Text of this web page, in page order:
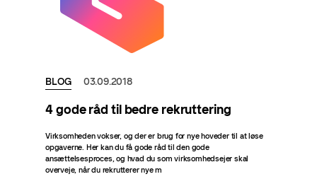
BLOG 03.09.2018
4 gode råd til bedre rekruttering
Virksomheden vokser, og der er brug for nye hoveder til at løse
opgaverne. Her kan du få gode råd til den gode
ansættelsesproces, og hvad du som virksomhedsejer skal
overveje, når du rekrutterer nye m